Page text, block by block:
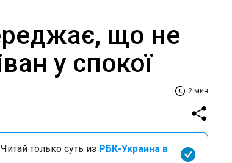
що не
у спокої
2 мин
только суть из РБК-Украина в